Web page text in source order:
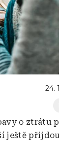
24.
o ztrátu
ještě